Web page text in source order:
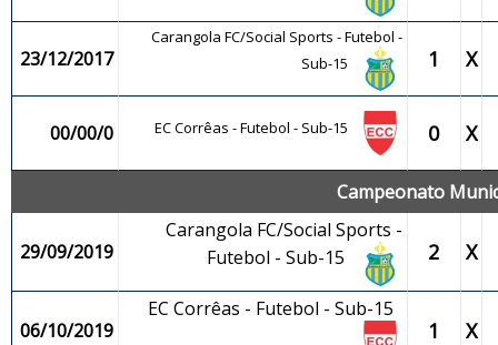
23/12/2017
Carangola FC/Social Sports - Futebol -
Sub-15
1 X
00/00/0 EC Corrêas - Futebol - Sub-15 0 X
Campeonato
29/09/2019
Carangola FC/Social Sports -
Futebol - Sub-15
2 X
06/10/2019
EC Corrêas - Futebol - Sub-15
1 X